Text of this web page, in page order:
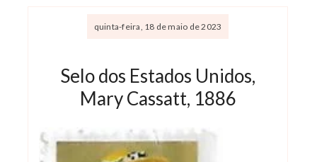
quinta-feira, 18 de maio de 2023
Selo dos Estados Unidos,
Mary Cassatt, 1886
Selo dos Estados Unidos de 2003 –